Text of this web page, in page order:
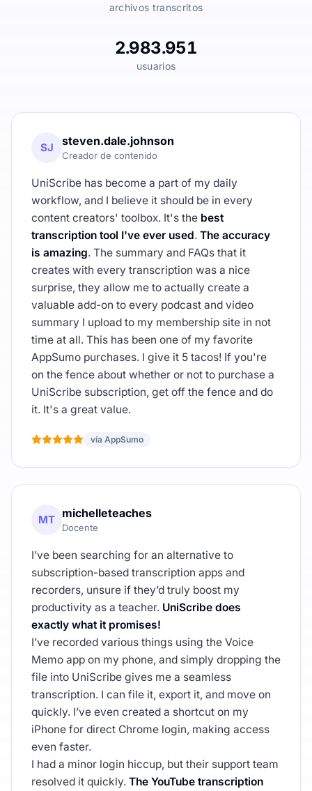
archivos transcritos
2.983.951
usuarios
SJ steven.dale.johnson
Creador de contenido
UniScribe has become a part of my daily
workflow, and I believe it should be in every
content creators' toolbox. It's the best
transcription tool I've ever used. The accuracy
is amazing. The summary and FAQs that it
creates with every transcription was a nice
surprise, they allow me to actually create a
valuable add-on to every podcast and video
summary I upload to my membership site in not
time at all. This has been one of my favorite
AppSumo purchases. I give it 5 tacos! If you're
on the fence about whether or not to purchase a
UniScribe subscription, get off the fence and do
it. It's a great value.
vía AppSumo
MT michelleteaches
Docente
I’ve been searching for an alternative to
subscription-based transcription apps and
recorders, unsure if they’d truly boost my
productivity as a teacher. UniScribe does
exactly what it promises!
I’ve recorded various things using the Voice
Memo app on my phone, and simply dropping the
file into UniScribe gives me a seamless
transcription. I can file it, export it, and move on
quickly. I’ve even created a shortcut on my
iPhone for direct Chrome login, making access
even faster.
I had a minor login hiccup, but their support team
resolved it quickly. The YouTube transcription